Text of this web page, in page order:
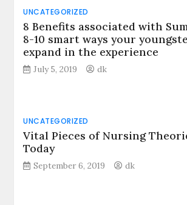
UNCATEGORIZED
8 Benefits associated with
8-10 smart ways your
expand in the experience
July 5, 2019 dk
UNCATEGORIZED
Vital Pieces of Nursing
Today
September 6, 2019 dk